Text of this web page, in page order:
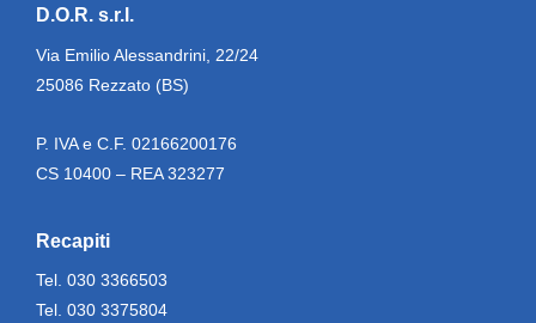
D.O.R. s.r.l.
Via Emilio Alessandrini, 22/24
25086 Rezzato (BS)
P. IVA e C.F. 02166200176
CS 10400 – REA 323277
Recapiti
Tel. 030 3366503
Tel. 030 3375804